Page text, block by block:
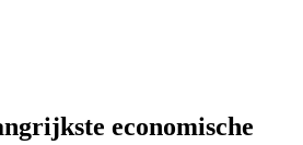
economische